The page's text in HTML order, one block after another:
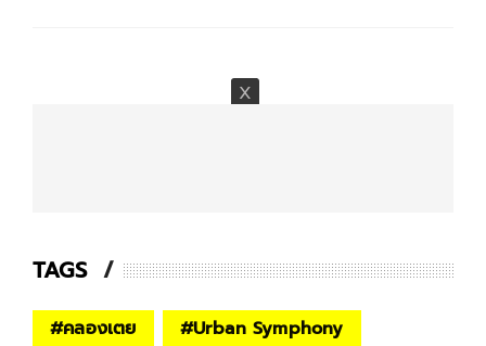
TAGS
#คลองเตย #Urban Symphony